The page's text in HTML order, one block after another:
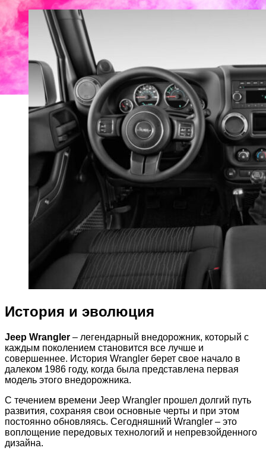
История и эволюция
Jeep Wrangler – легендарный внедорожник, который с
каждым поколением становится все лучше и
совершеннее. История Wrangler берет свое начало в
далеком 1986 году, когда была представлена первая
модель этого внедорожника.
С течением времени Jeep Wrangler прошел долгий путь
развития, сохраняя свои основные черты и при этом
постоянно обновляясь. Сегодняшний Wrangler – это
воплощение передовых технологий и непревзойденного
дизайна.